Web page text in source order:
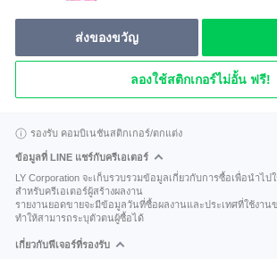
ส่งของขวัญ
ลองใช้สติกเกอร์ไม่อั้น ฟรี!
รองรับ คอมบิเนชันสติกเกอร์/ตกแต่ง
ข้อมูลที่ LINE แชร์กับครีเอเตอร์
LY Corporation จะเก็บรวบรวมข้อมูลเกี่ยวกับการซื้อเพื่อนำไป
สำหรับครีเอเตอร์ผู้สร้างผลงาน
รายงานยอดขายจะมีข้อมูลวันที่ซื้อผลงานและประเทศที่ใช้งา
ทำให้สามารถระบุตัวตนผู้ซื้อได้
เกี่ยวกับฟีเจอร์ที่รองรับ